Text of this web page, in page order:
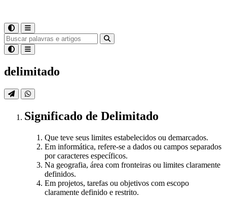
delimitado
Significado de Delimitado
Que teve seus limites estabelecidos ou demarcados.
Em informática, refere-se a dados ou campos separados
por caracteres específicos.
Na geografia, área com fronteiras ou limites claramente
definidos.
Em projetos, tarefas ou objetivos com escopo
claramente definido e restrito.